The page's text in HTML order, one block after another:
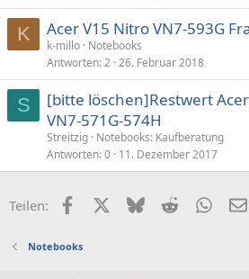
K Acer V15 Nitro VN7-593G
k-millo Notebooks
Antworten 2 26. Februar 2018
S
[bitte löschen]Restwert
VN7-571G-574H
Streitzig Notebooks: Kaufberatung
Antworten 0 11. Dezember 2017
Teilen: FacebookX (Twitter)
BlueskyReddit
Notebooks